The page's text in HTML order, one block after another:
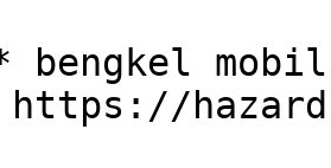
bengkel
https://